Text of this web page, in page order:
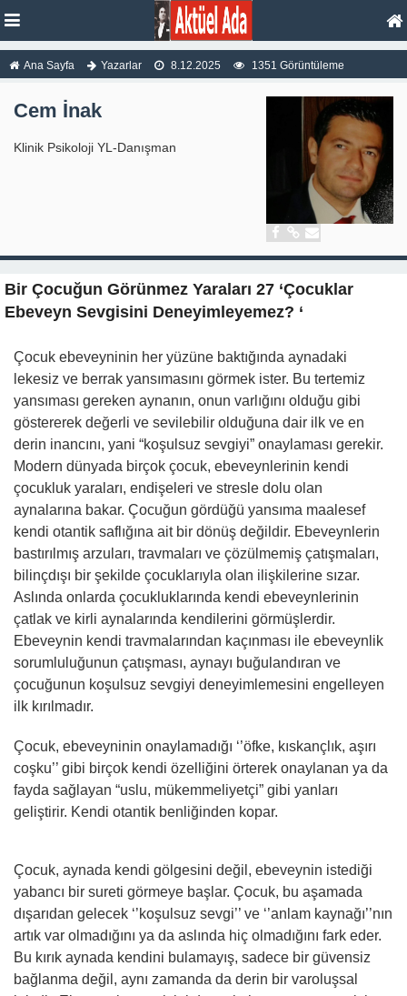
Ana Sayfa Yazarlar 8.12.2025 1351 Görüntüleme
Cem İnak
Klinik Psikoloji YL-Danışman
Bir Çocuğun Görünmez Yaraları 27 ‘Çocuklar
Ebeveyn Sevgisini Deneyimleyemez? ‘
Çocuk ebeveyninin her yüzüne baktığında aynadaki
lekesiz ve berrak yansımasını görmek ister. Bu tertemiz
yansıması gereken aynanın, onun varlığını olduğu gibi
göstererek değerli ve sevilebilir olduğuna dair ilk ve en
derin inancını, yani “koşulsuz sevgiyi” onaylaması gerekir.
Modern dünyada birçok çocuk, ebeveynlerinin kendi
çocukluk yaraları, endişeleri ve stresle dolu olan
aynalarına bakar. Çocuğun gördüğü yansıma maalesef
kendi otantik saflığına ait bir dönüş değildir. Ebeveynlerin
bastırılmış arzuları, travmaları ve çözülmemiş çatışmaları,
bilinçdışı bir şekilde çocuklarıyla olan ilişkilerine sızar.
Aslında onlarda çocukluklarında kendi ebeveynlerinin
çatlak ve kirli aynalarında kendilerini görmüşlerdir.
Ebeveynin kendi travmalarından kaçınması ile ebeveynlik
sorumluluğunun çatışması, aynayı buğulandıran ve
çocuğunun koşulsuz sevgiyi deneyimlemesini engelleyen
ilk kırılmadır.
Çocuk, ebeveyninin onaylamadığı ‘’öfke, kıskançlık, aşırı
coşku’’ gibi birçok kendi özelliğini örterek onaylanan ya da
fayda sağlayan “uslu, mükemmeliyetçi” gibi yanları
geliştirir. Kendi otantik benliğinden kopar.
Çocuk, aynada kendi gölgesini değil, ebeveynin istediği
yabancı bir sureti görmeye başlar. Çocuk, bu aşamada
dışarıdan gelecek ‘’koşulsuz sevgi’’ ve ‘’anlam kaynağı’’nın
artık var olmadığını ya da aslında hiç olmadığını fark eder.
Bu kırık aynada kendini bulamayış, sadece bir güvensiz
bağlanma değil, aynı zamanda da derin bir varoluşsal